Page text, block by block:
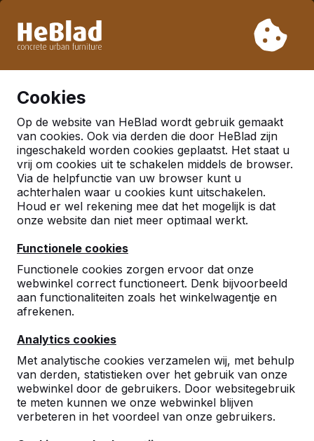
week 33. Houdt u daarom rekening met langere levertijden.
Cookies
Op de website van HeBlad wordt gebruik gemaakt
van cookies. Ook via derden die door HeBlad zijn
ingeschakeld worden cookies geplaatst. Het staat u
vrij om cookies uit te schakelen middels de browser.
Via de helpfunctie van uw browser kunt u
achterhalen waar u cookies kunt uitschakelen.
Houd er wel rekening mee dat het mogelijk is dat
onze website dan niet meer optimaal werkt.
Functionele cookies
Functionele cookies zorgen ervoor dat onze
webwinkel correct functioneert. Denk bijvoorbeeld
aan functionaliteiten zoals het winkelwagentje en
afrekenen.
Analytics cookies
Met analytische cookies verzamelen wij, met behulp
van derden, statistieken over het gebruik van onze
webwinkel door de gebruikers. Door websitegebruik
te meten kunnen we onze webwinkel blijven
verbeteren in het voordeel van onze gebruikers.
Al meer dan 30.000 producten verkocht
Pingpongtafels